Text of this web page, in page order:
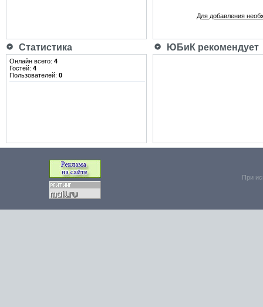
Для добавления
Статистика ЮБиК рекомендует
Онлайн всего: 4
Гостей: 4
Пользователей: 0
При